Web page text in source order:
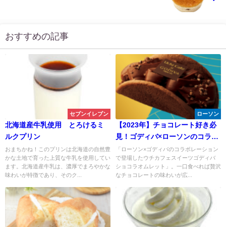
おすすめの記事
セブンイレブン
北海道産牛乳使用 とろけるミ
ルクプリン
おまちかね！このプリンは北海道の自然豊
かな土地で育った上質な牛乳を使用してい
ます。北海道産牛乳は、濃厚でまろやかな
味わいが特徴であり、そのク...
ローソン
【2023年】チョコレート好き必
見！ゴディバ×ローソンのコラボ
スイーツ「ショコラオムレット
」
「ローソン×ゴディバのコラボレーション
で登場したウチカフェスイーツゴディバ
ショコラオムレット」。一口食べれば贅沢
なチョコレートの味わいが広...